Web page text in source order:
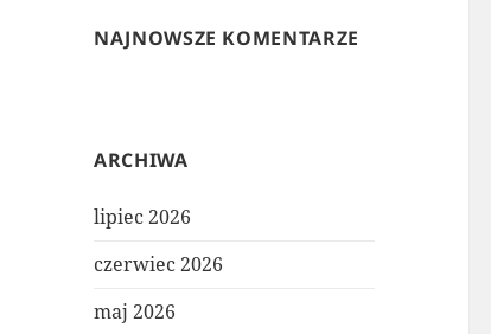
NAJNOWSZE KOMENTARZE
ARCHIWA
lipiec 2026
czerwiec 2026
maj 2026